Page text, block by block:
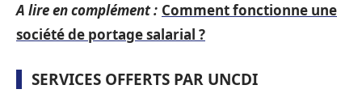
A lire en complément : Comment fonctionne une
société de portage salarial ?
SERVICES OFFERTS PAR UNCDI